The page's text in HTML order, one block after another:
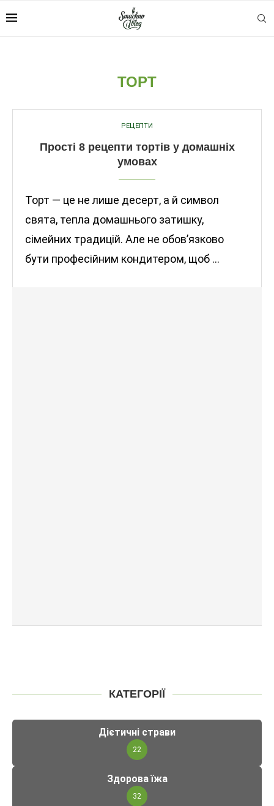
ТОРТ
РЕЦЕПТИ
Прості 8 рецепти тортів у домашніх
умовах
Торт — це не лише десерт, а й символ
свята, тепла домашнього затишку,
сімейних традицій. Але не обов’язково
бути професійним кондитером, щоб …
КАТЕГОРІЇ
Дієтичні страви
22
Здорова їжа
32